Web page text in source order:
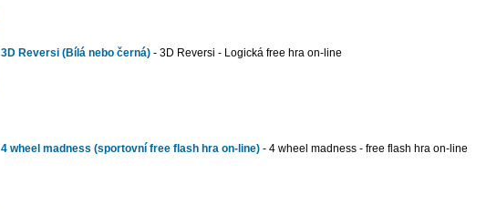
3D Reversi (Bílá nebo černá) - 3D Reversi - Logická free hra on-line
4 wheel madness (sportovní free flash hra on-line) - 4 wheel madness - free flash hra on-line